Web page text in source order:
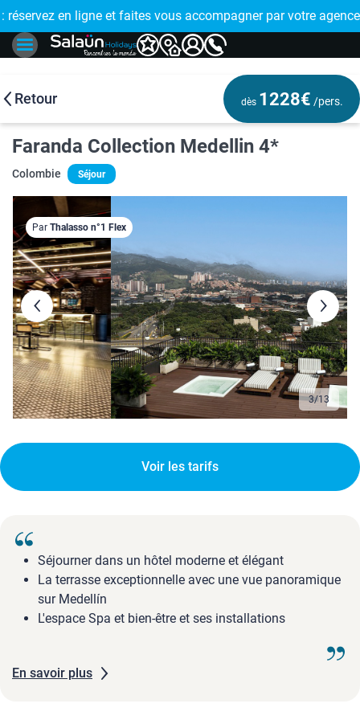
!
: réservez en ligne et faites vous accompagner par votre
🤩
Retour dès 1228€ /pers.
Faranda Collection Medellin 4*
Colombie Séjour
3/13
Par Thalasso n°1 Flex
Voir les tarifs
Séjourner dans un hôtel moderne et élégant
La terrasse exceptionnelle avec une vue panoramique
sur Medellín
L'espace Spa et bien-être et ses installations
En savoir plus